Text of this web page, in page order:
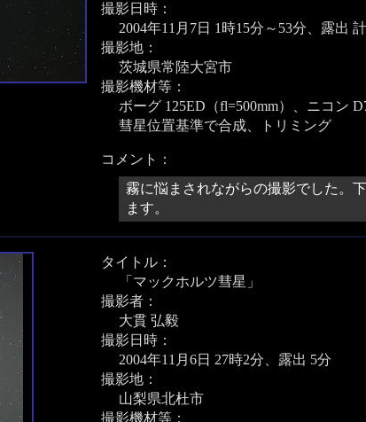
撮影日時：
2004年11月7日 1時15分～53分、露出 計
撮影地：
茨城県常陸大宮市
撮影機材等：
ボーグ 125ED（fl=500mm）、ニコン
彗星位置基準で合成、トリミング
コメント：
霧に悩まされながらの撮影でした。
ます。
タイトル：
「マックホルツ彗星」
撮影者：
大貫 弘毅
撮影日時：
2004年11月6日 27時2分、露出 5分
撮影地：
山梨県北杜市
撮影機材等：